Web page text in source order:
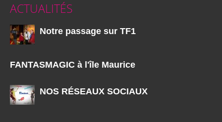
ACTUALITÉS
Notre passage sur TF1
FANTASMAGIC à l'île Maurice
NOS RÉSEAUX SOCIAUX